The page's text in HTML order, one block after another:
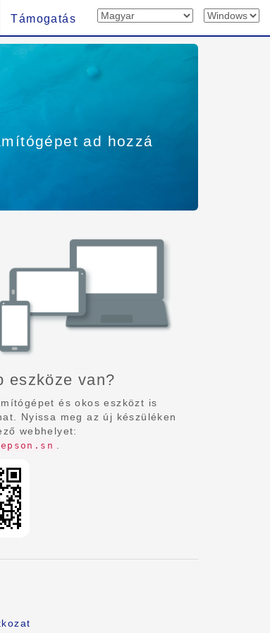
Támogatás
ad hozzá
eszköze van?
és okos eszközt is
Nyissa meg az új készüléken
webhelyet: